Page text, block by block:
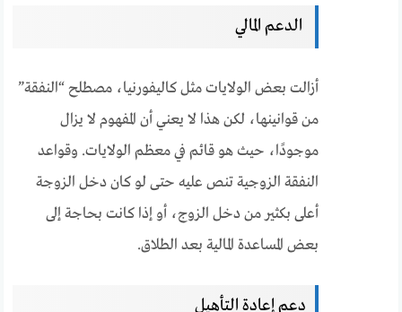
الدعم المالي
أزالت بعض الولايات مثل كاليفورنيا، مصطلح “النفقة”
من قوانينها، لكن هذا لا يعني أن المفهوم لا يزال
موجودًا، حيث هو قائم في معظم الولايات. وقواعد
النفقة الزوجية تنص عليه حتى لو كان دخل الزوجة
أعلى بكثير من دخل الزوج، أو إذا كانت بحاجة إلى
بعض المساعدة المالية بعد الطلاق.
دعم إعادة التأهيل